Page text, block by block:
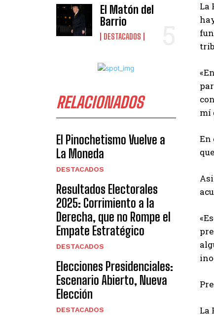
El Matón del
Barrio
DESTACADOS
RELACIONADOS
El Pinochetismo Vuelve a
La Moneda
DESTACADOS
Resultados Electorales
2025: Corrimiento a la
Derecha, que no Rompe el
Empate Estratégico
DESTACADOS
Elecciones Presidenciales:
Escenario Abierto, Nueva
Elección
DESTACADOS
La
mí
En
La